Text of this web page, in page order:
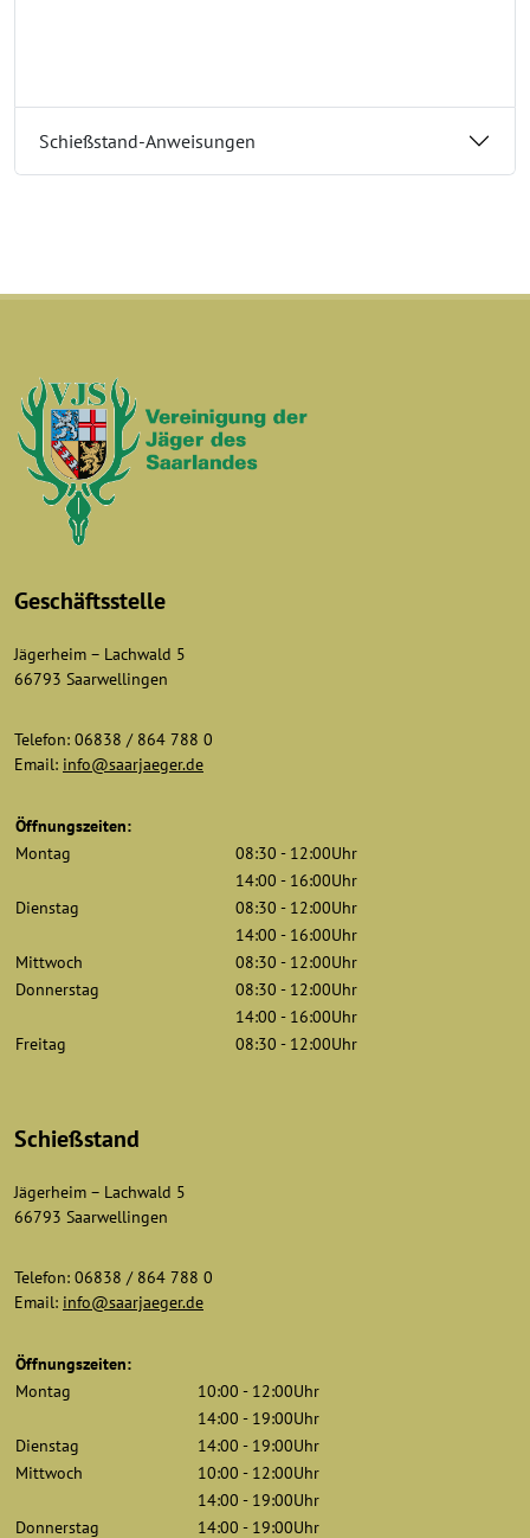
Schießstand-Anweisungen
Geschäftsstelle
Jägerheim – Lachwald 5
66793 Saarwellingen
Telefon: 06838 / 864 788 0
Email: info@saarjaeger.de
Öffnungszeiten:
Montag
08:30 - 12:00Uhr
14:00 - 16:00Uhr
Dienstag
08:30 - 12:00Uhr
14:00 - 16:00Uhr
Mittwoch
08:30 - 12:00Uhr
Donnerstag
08:30 - 12:00Uhr
14:00 - 16:00Uhr
Freitag
08:30 - 12:00Uhr
Schießstand
Jägerheim – Lachwald 5
66793 Saarwellingen
Telefon: 06838 / 864 788 0
Email: info@saarjaeger.de
Öffnungszeiten:
Montag
10:00 - 12:00Uhr
14:00 - 19:00Uhr
Dienstag
14:00 - 19:00Uhr
Mittwoch
10:00 - 12:00Uhr
14:00 - 19:00Uhr
Donnerstag
14:00 - 19:00Uhr